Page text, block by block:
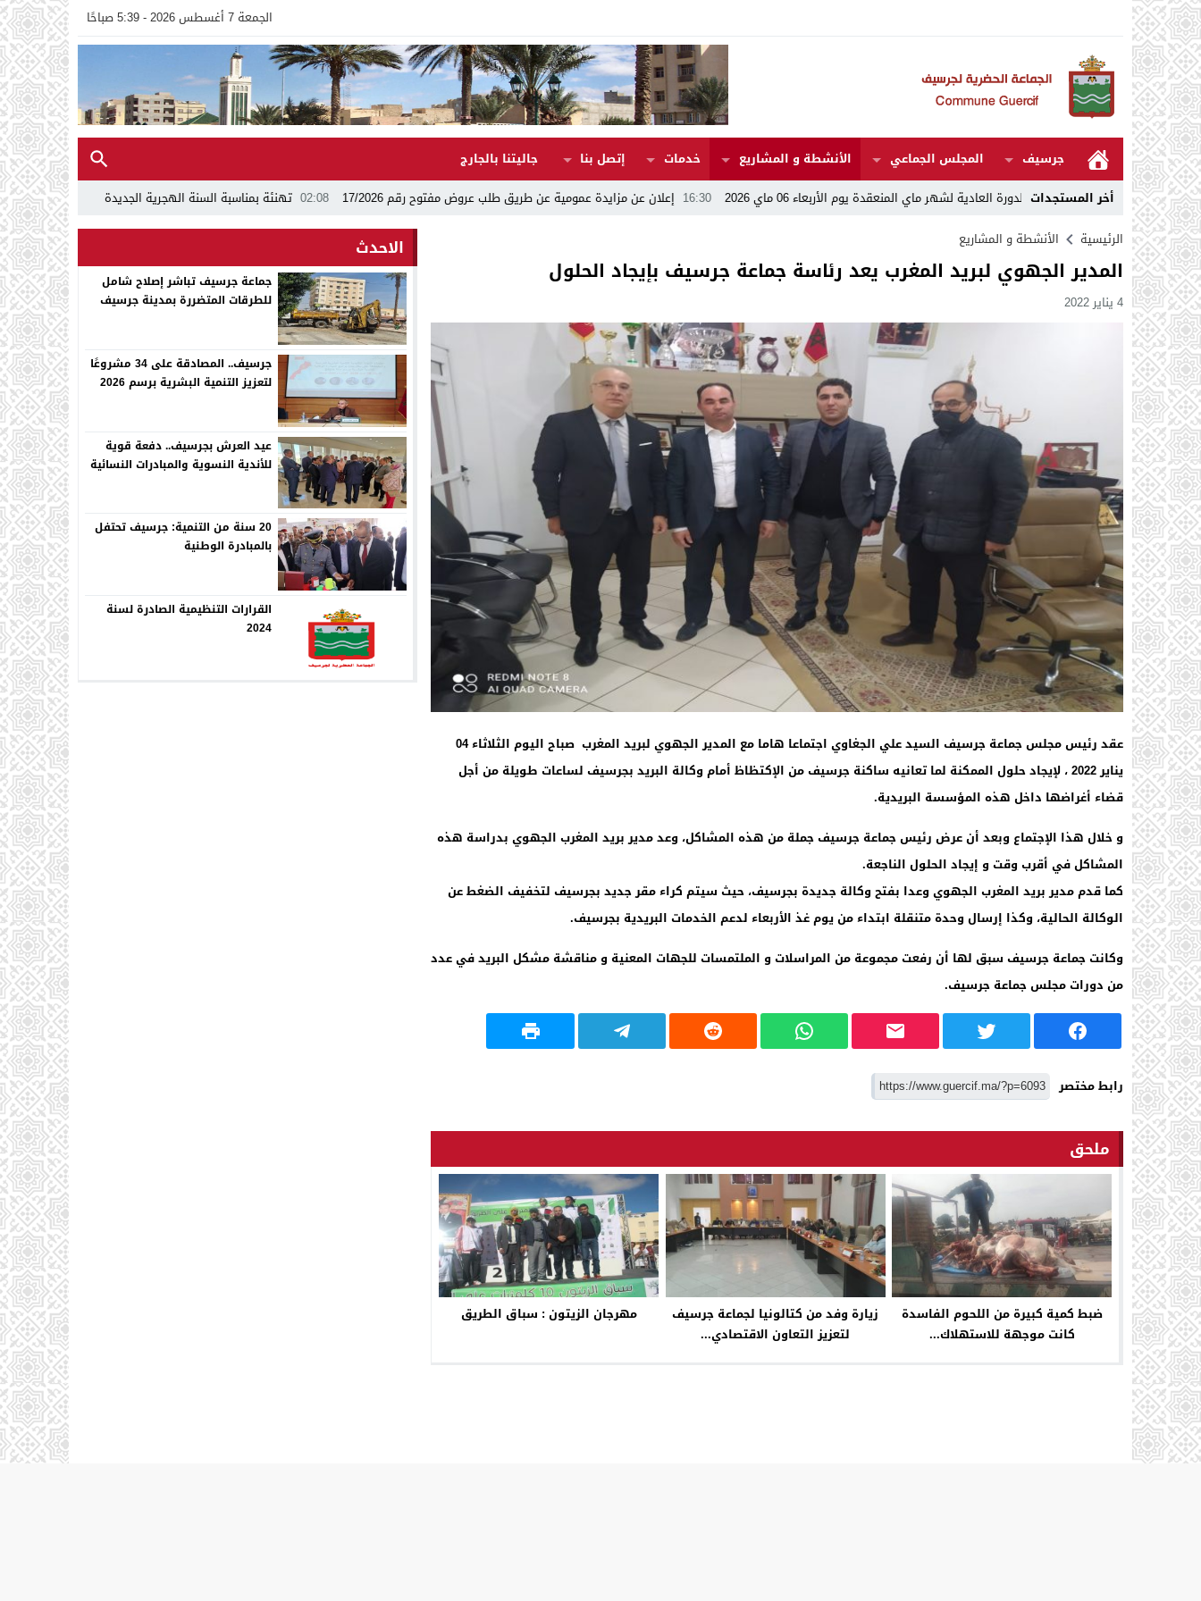
الجمعة 7 أغسطس 2026 - 5:39 صباحًا
جرسيف المجلس الجماعي الأنشطة و المشاريع خدمات إتصل بنا
جاليتنا بالجارج
أخر المستجدات
27
14:07 مقررات الدورة العادية لشهر ماي المنعقدة يوم الأربعاء 06 ماي 2026 16:30 إعلان عن مزايدة عمومية عن طريق طلب عروض مفتوح رقم 17/2026 02:08 تهنئة بمناسبة السنة الهجرية الجديدة 1448ه
اجتماع
الرئيسية
الأنشطة و المشاريع
المدير الجهوي لبريد المغرب يعد رئاسة جماعة جرسيف بإيجاد الحلول
4 يناير 2022
عقد رئيس مجلس جماعة جرسيف السيد علي الجغاوي اجتماعا هاما مع المدير الجهوي لبريد المغرب صباح اليوم الثلاثاء 04
يناير 2022 ، لإيجاد حلول الممكنة لما تعانيه ساكنة جرسيف من الإكتظاظ أمام وكالة البريد بجرسيف لساعات طويلة من أجل
قضاء أغراضها داخل هذه المؤسسة البريدية.
و خلال هذا الإجتماع وبعد أن عرض رئيس جماعة جرسيف جملة من هذه المشاكل، وعد مدير بريد المغرب الجهوي بدراسة هذه
المشاكل في أقرب وقت و إيجاد الحلول الناجعة.
كما قدم مدير بريد المغرب الجهوي وعدا بفتح وكالة جديدة بجرسيف، حيث سيتم كراء مقر جديد بجرسيف لتخفيف الضغط عن
الوكالة الحالية، وكذا إرسال وحدة متنقلة ابتداء من يوم غذ الأربعاء لدعم الخدمات البريدية بجرسيف.
وكانت جماعة جرسيف سبق لها أن رفعت مجموعة من المراسلات و الملتمسات للجهات المعنية و مناقشة مشكل البريد في عدد
من دورات مجلس جماعة جرسيف.
رابط مختصر
ملحق
ضبط كمية كبيرة من اللحوم الفاسدة
كانت موجهة للاستهلاك...
زيارة وفد من كتالونيا لجماعة جرسيف
لتعزيز التعاون الاقتصادي...
مهرجان الزيتون : سباق الطريق
الاحدث
جماعة جرسيف تباشر إصلاح شامل
للطرقات المتضررة بمدينة جرسيف
جرسيف.. المصادقة على 34 مشروعًا
لتعزيز التنمية البشرية برسم 2026
عيد العرش بجرسيف.. دفعة قوية
للأندية النسوية والمبادرات النسائية
20 سنة من التنمية: جرسيف تحتفل
بالمبادرة الوطنية
القرارات التنظيمية الصادرة لسنة
2024